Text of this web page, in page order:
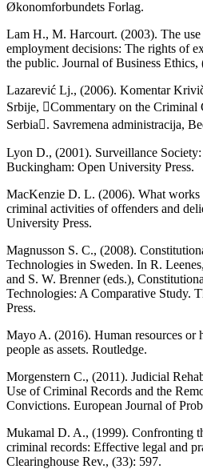
Økonomforbundets Forlag.
Lam H., M. Harcourt. (2003). The
employment decisions: The rights of
the public. Journal of Business Ethics,
Lazarević Lj., (2006). Komentar
Srbije, Commentary on the Criminal
Serbia. Savremena administracija,
Lyon D., (2001). Surveillance
Buckingham: Open University Press.
MacKenzie D. L. (2006). What works
criminal activities of offenders and
University Press.
Magnusson S. C., (2008).
Technologies in Sweden. In R.
and S. W. Brenner (eds.),
Technologies: A Comparative Study.
Press.
Mayo A. (2016). Human resources or
people as assets. Routledge.
Morgenstern C., (2011). Judicial
Use of Criminal Records and the
Convictions. European Journal of
Mukamal D. A., (1999). Confronting
criminal records: Effective legal and
Clearinghouse Rev., (33): 597.